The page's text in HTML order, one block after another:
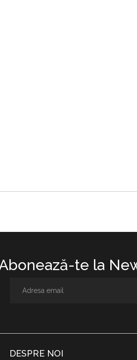
te la
DESPRE NOI